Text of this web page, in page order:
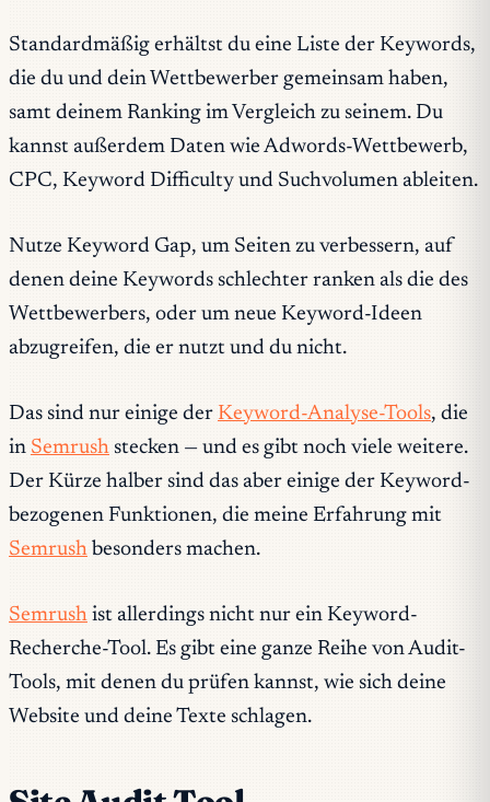
Standardmäßig erhältst du eine Liste der Keywords,
die du und dein Wettbewerber gemeinsam haben,
samt deinem Ranking im Vergleich zu seinem. Du
kannst außerdem Daten wie Adwords-Wettbewerb,
CPC, Keyword Difficulty und Suchvolumen ableiten.
Nutze Keyword Gap, um Seiten zu verbessern, auf
denen deine Keywords schlechter ranken als die des
Wettbewerbers, oder um neue Keyword-Ideen
abzugreifen, die er nutzt und du nicht.
Das sind nur einige der Keyword-Analyse-Tools, die
in Semrush stecken — und es gibt noch viele weitere.
Der Kürze halber sind das aber einige der Keyword-
bezogenen Funktionen, die meine Erfahrung mit
Semrush besonders machen.
Semrush ist allerdings nicht nur ein Keyword-
Recherche-Tool. Es gibt eine ganze Reihe von Audit-
Tools, mit denen du prüfen kannst, wie sich deine
Website und deine Texte schlagen.